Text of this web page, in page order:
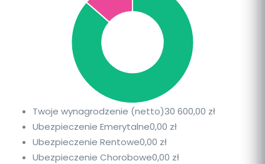
Twoje wynagrodzenie (netto)30 600,00 zł
Ubezpieczenie Emerytalne0,00 zł
Ubezpieczenie Rentowe0,00 zł
Ubezpieczenie Chorobowe0,00 zł